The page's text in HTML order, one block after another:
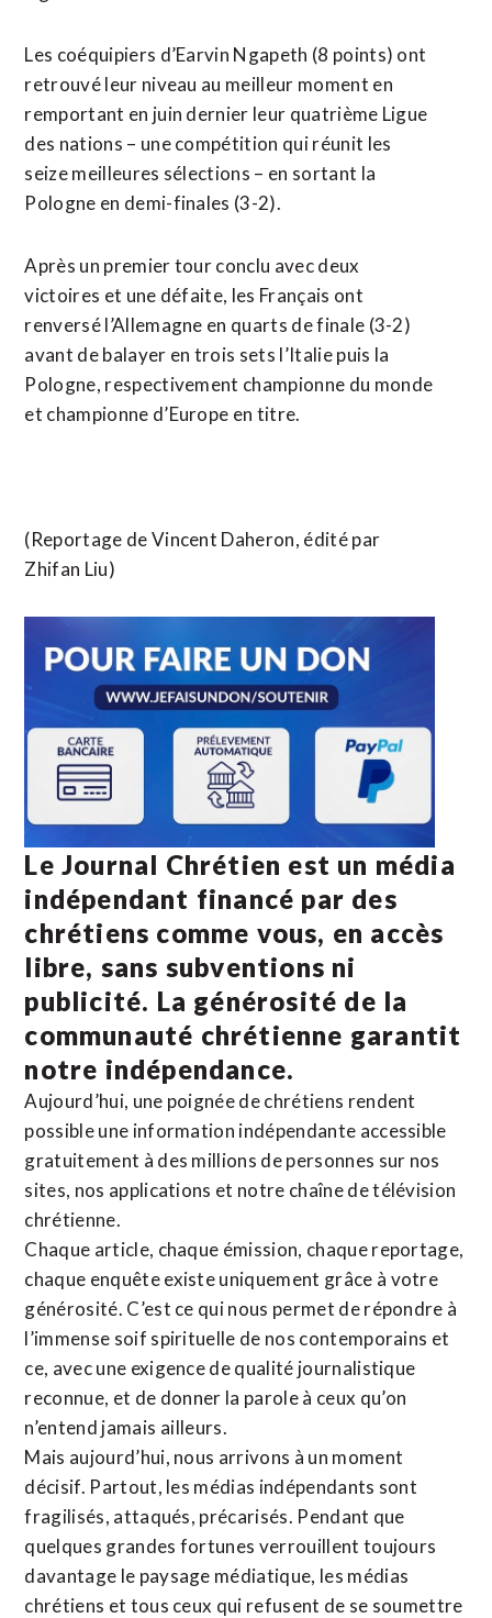
Les coéquipiers d’Earvin Ngapeth (8 points) ont
retrouvé leur niveau au meilleur moment en
remportant en juin dernier leur quatrième Ligue
des nations – une compétition qui réunit les
seize meilleures sélections – en sortant la
Pologne en demi-finales (3-2).
Après un premier tour conclu avec deux
victoires et une défaite, les Français ont
renversé l’Allemagne en quarts de finale (3-2)
avant de balayer en trois sets l’Italie puis la
Pologne, respectivement championne du monde
et championne d’Europe en titre.
(Reportage de Vincent Daheron, édité par
Zhifan Liu)
Le Journal Chrétien est un média
indépendant financé par des
chrétiens comme vous, en accès
libre, sans subventions ni
publicité. La générosité de la
communauté chrétienne garantit
notre indépendance.
Aujourd’hui, une poignée de chrétiens rendent
possible une information indépendante accessible
gratuitement à des millions de personnes sur nos
sites, nos applications et notre chaîne de télévision
chrétienne.
Chaque article, chaque émission, chaque reportage,
chaque enquête existe uniquement grâce à votre
générosité. C’est ce qui nous permet de répondre à
l’immense soif spirituelle de nos contemporains et
ce, avec une exigence de qualité journalistique
reconnue, et de donner la parole à ceux qu’on
n’entend jamais ailleurs.
Mais aujourd’hui, nous arrivons à un moment
décisif. Partout, les médias indépendants sont
fragilisés, attaqués, précarisés. Pendant que
quelques grandes fortunes verrouillent toujours
davantage le paysage médiatique, les médias
chrétiens et tous ceux qui refusent de se soumettre